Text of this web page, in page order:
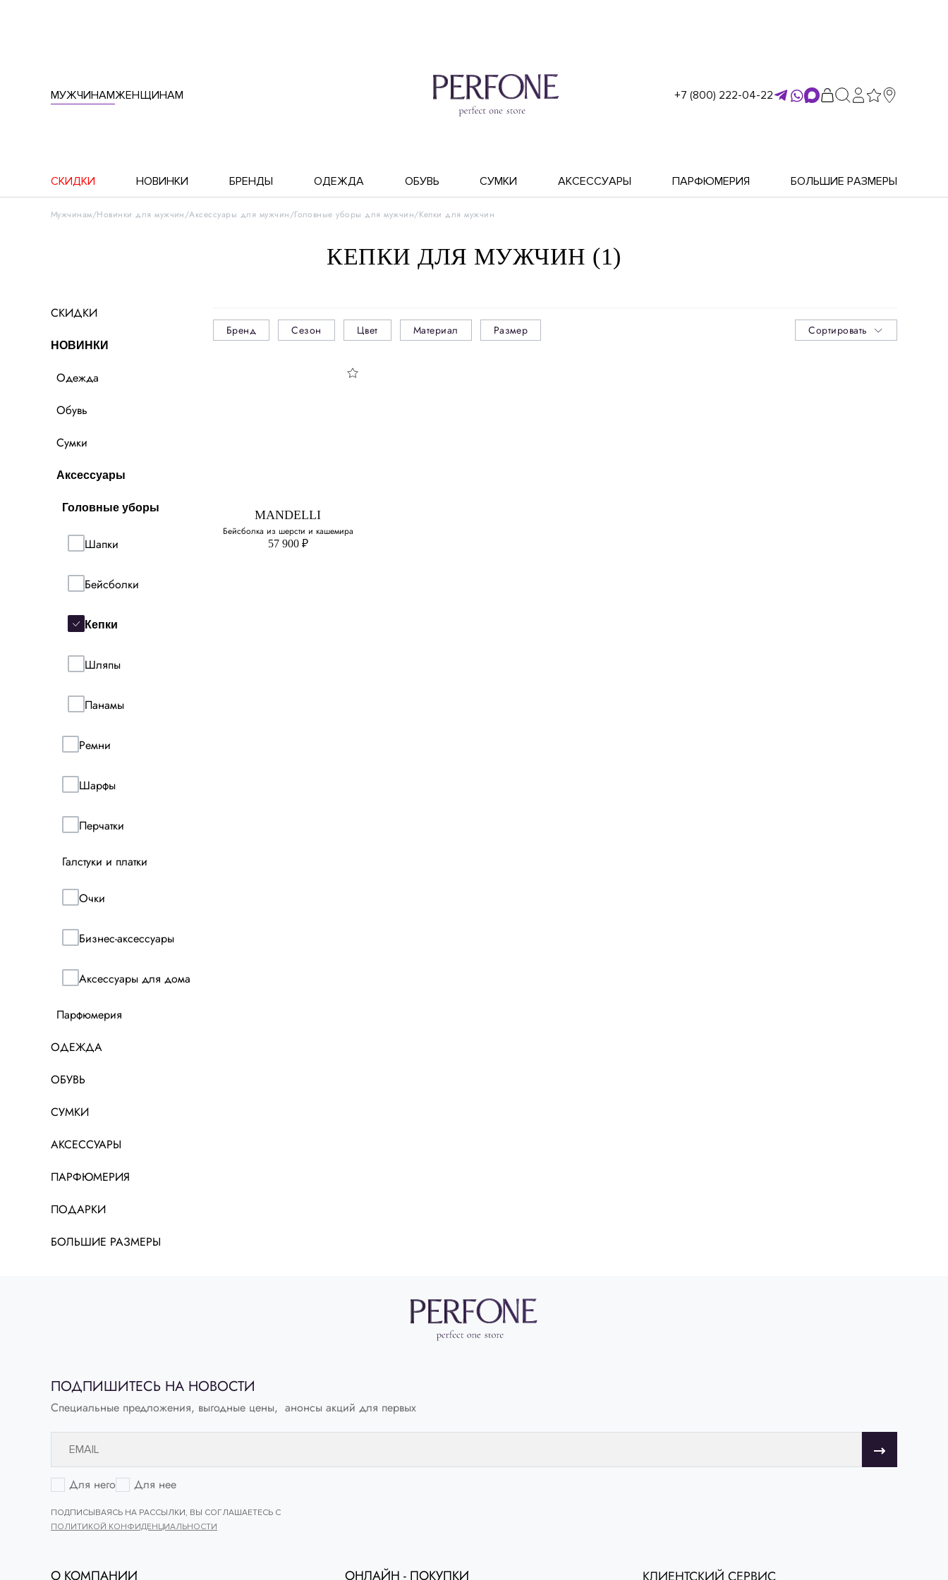
МУЖЧИНАМЖЕНЩИНАМ +7 (800) 222-04-22
СКИДКИ НОВИНКИ БРЕНДЫ ОДЕЖДА ОБУВЬ СУМКИ АКСЕССУАРЫ ПАРФЮМЕРИЯ БОЛЬШИЕ РАЗМЕРЫ
Мужчинам Новинки для мужчин Аксессуары для мужчин Головные уборы для мужчин Кепки для мужчин
КЕПКИ ДЛЯ МУЖЧИН (1)
СКИДКИ
НОВИНКИ
Одежда
Обувь
Сумки
Аксессуары
Головные уборы
Шапки
Бейсболки
Кепки
Шляпы
Панамы
Ремни
Шарфы
Перчатки
Галстуки и платки
Очки
Бизнес-аксессуары
Аксессуары для дома
Парфюмерия
ОДЕЖДА
ОБУВЬ
СУМКИ
АКСЕССУАРЫ
ПАРФЮМЕРИЯ
ПОДАРКИ
БОЛЬШИЕ РАЗМЕРЫ
Бренд Сезон Цвет Материал Размер Сортировать
MANDELLI
Бейсболка из шерсти и кашемира
57 900 ₽
ПОДПИШИТЕСЬ НА НОВОСТИ
Специальные предложения, выгодные цены, анонсы акций для первых
Для него Для нее
ПОДПИСЫВАЯСЬ НА РАССЫЛКИ, ВЫ СОГЛАШАЕТЕСЬ С
ПОЛИТИКОЙ КОНФИДЕНЦИАЛЬНОСТИ
О КОМПАНИИ ОНЛАЙН - ПОКУПКИ